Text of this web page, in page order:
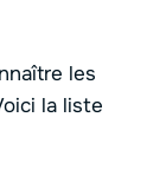
les
la liste